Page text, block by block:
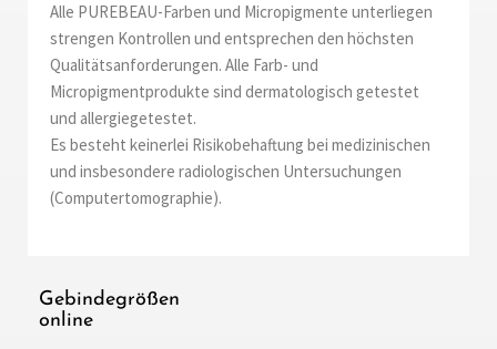
Alle PUREBEAU-Farben und Micropigmente unterliegen
strengen Kontrollen und entsprechen den höchsten
Qualitätsanforderungen. Alle Farb- und
Micropigmentprodukte sind dermatologisch getestet
und allergiegetestet.
Es besteht keinerlei Risikobehaftung bei medizinischen
und insbesondere radiologischen Untersuchungen
(Computertomographie).
Gebindegrößen
online